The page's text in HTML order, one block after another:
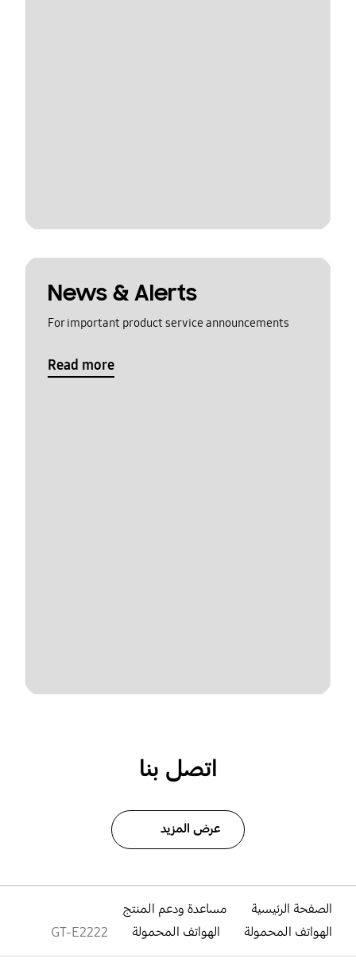
News & Alerts
For important product service announcements
Read more
اتصل بنا
عرض المزيد
الصفحة الرئيسية
مساعدة ودعم المنتج
الهواتف المحمولة
الهواتف المحمولة GT-E2222